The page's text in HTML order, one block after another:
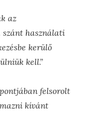
az
szánt használati
kerülő
kell.”
felsorolt
kívánt